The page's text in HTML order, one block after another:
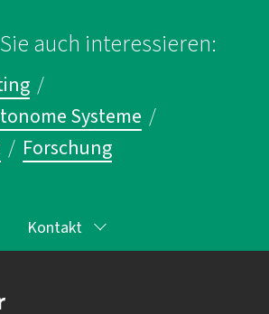
auch interessieren:
/
Systeme /
/ Forschung
Kontakt
bei imbus